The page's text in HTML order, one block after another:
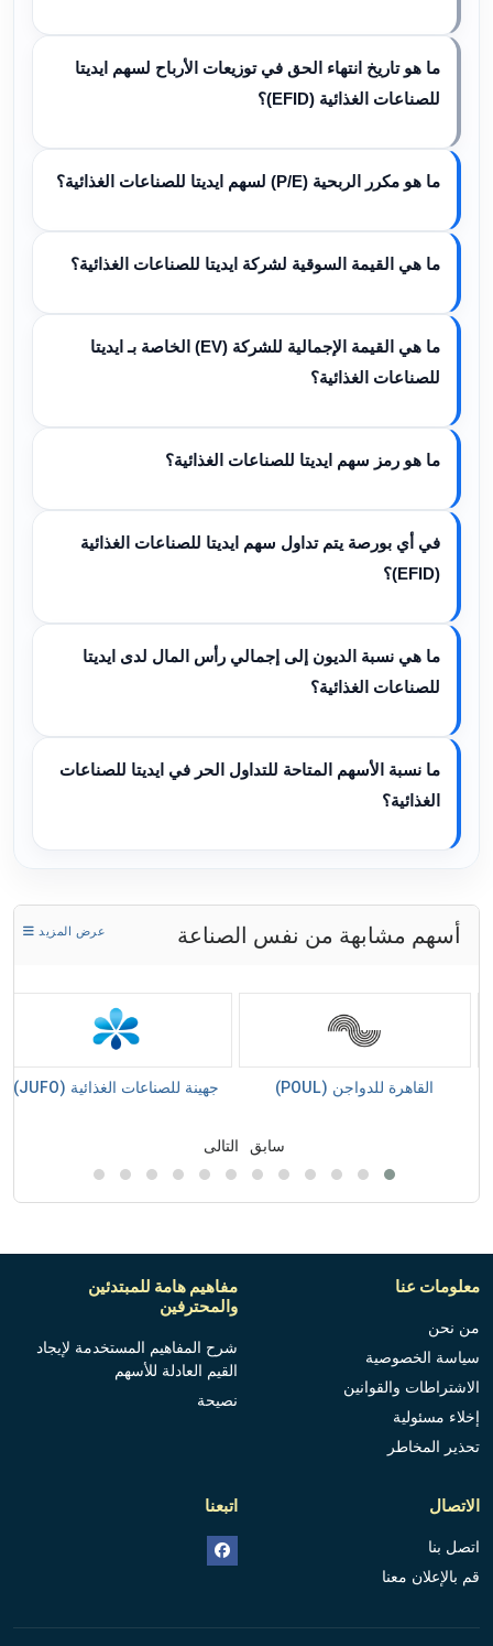
ما هو تاريخ انتهاء الحق في توزيعات الأرباح لسهم ايديتا
للصناعات الغذائية (EFID)؟
ما هو مكرر الربحية (P/E) لسهم ايديتا للصناعات الغذائية؟
ما هي القيمة السوقية لشركة ايديتا للصناعات الغذائية؟
ما هي القيمة الإجمالية للشركة (EV) الخاصة بـ ايديتا
للصناعات الغذائية؟
ما هو رمز سهم ايديتا للصناعات الغذائية؟
في أي بورصة يتم تداول سهم ايديتا للصناعات الغذائية
(EFID)؟
ما هي نسبة الديون إلى إجمالي رأس المال لدى ايديتا
للصناعات الغذائية؟
ما نسبة الأسهم المتاحة للتداول الحر في ايديتا للصناعات
الغذائية؟
أسهم مشابهة من نفس الصناعة عرض المزيد
القاهرة للدواجن (POUL) جهينة للصناعات الغذائية (JUFO)
سابق التالى
معلومات عنا
من نحن
سياسة الخصوصية
الاشتراطات والقوانين
إخلاء مسئولية
تحذير المخاطر
مفاهيم هامة للمبتدئين
والمحترفين
شرح المفاهيم المستخدمة لإيجاد
القيم العادلة للأسهم
نصيحة
الاتصال
اتصل بنا
قم بالإعلان معنا
اتبعنا